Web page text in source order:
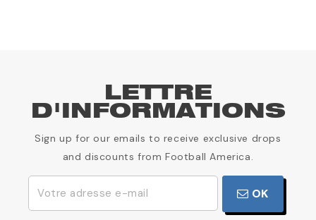
LETTRE
D'INFORMATIONS
Sign up for our emails to receive exclusive drops
and discounts from Football America.
OK